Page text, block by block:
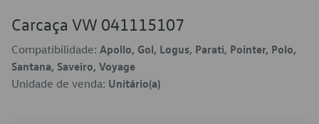
Carcaça VW 041115107
Compatibilidade: Apollo, Gol, Logus, Parati, Pointer, Polo,
Santana, Saveiro, Voyage
Unidade de venda: Unitário(a)